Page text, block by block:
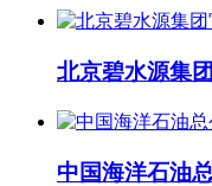
北京碧水源集
中国海洋石油